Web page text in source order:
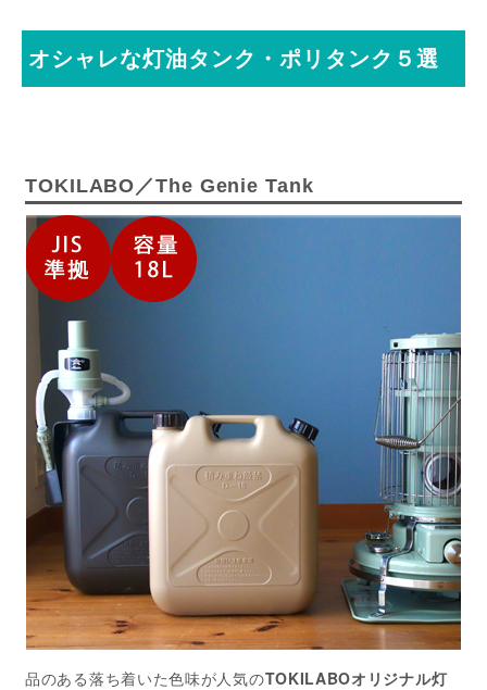
オシャレな灯油タンク・ポリタンク５選
TOKILABO／The Genie Tank
品のある落ち着いた色味が人気のTOKILABOオリジナル灯